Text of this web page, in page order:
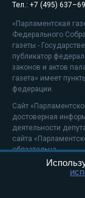
Тел.: +7 (495)
«Парламентская
Федерального
газеты -
публикатор
законов и актов
газета» имеет
федерации.
Сайт
достоверная
деятельности
сайта
обязательна.
На
Положение о